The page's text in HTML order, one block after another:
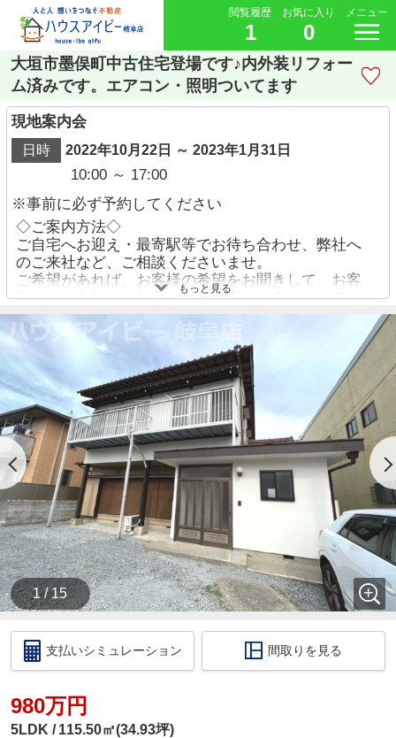
閲覧履歴
1
お気に入り
0
メニュー
大垣市墨俣町中古住宅登場です♪内外装リフォー
ム済みです。エアコン・照明ついてます
現地案内会
日時 2022年10月22日 ～ 2023年1月31日
10:00 ～ 17:00
※事前に必ず予約してください
◇ご案内方法◇
ご自宅へお迎え・最寄駅等でお待ち合わせ、弊社へ
のご来社など、ご相談くださいませ。
ご希望があれば、お客様の希望をお聞きして、お客
様にあった物件をお探ししてご案内することもでき
ます。
・お電話でのお問い合わせ→【058-338-9110】
・【物件資料請求ボタン】より、備考欄にご希望日
時を記載ください。
・当店の店舗ページより【ハウスアイビー岐阜店の
ホームページ】へ。
・ラインでのお問い合わせも出来ます。ID検索【＠
731koxur】
◇住宅ローンのご相談いつでも無料で受け付けます
◇
・いくら位の住宅を購入する方がいいの？
・今買うのがいいの？それとも、頭金を貯めてか
ら？
・いくらぐらいまで借りられるの？毎月の返済はい
くらになるの？
・車のローンがあっても住宅ローンは組めるの？
・自営業だけど大丈夫？
このような住宅購入に関する資金相談もお伺いいた
税金の控除、給付金のお話などもさせて頂きます。
もっと見る
1 / 15
支払いシミュレーション 間取りを見る
980万円
5LDK 115.50㎡(34.93坪)